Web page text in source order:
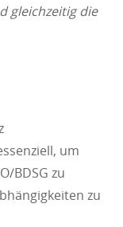
gleichzeitig die
um
BDSG zu
zu